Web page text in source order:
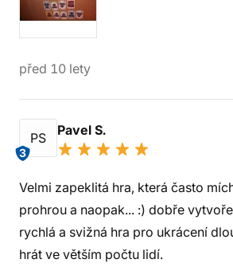
před 10 lety
PS
3
Pavel S.
Velmi zapeklitá hra, která často
prohrou a naopak... :) dobře
rychlá a svižná hra pro ukrácení
hrát ve větším počtu lidí.